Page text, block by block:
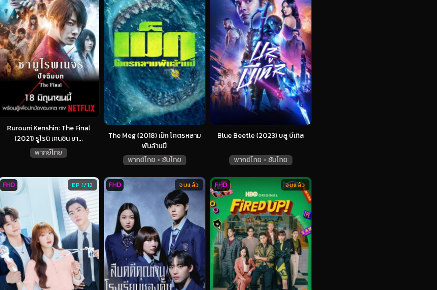
Rurouni Kenshin: The Final
(2021) รูโรนิ เคนชิน ซา...
พากย์ไทย
The Meg (2018) เม็ก โคตรหลาม
พันล้านปี
พากย์ไทย + ซับไทย
Blue Beetle (2023) บลู บีเทิล
พากย์ไทย + ซับไทย
EP 1/12
FHD จบแล้ว
FHD จบแล้ว
FHD